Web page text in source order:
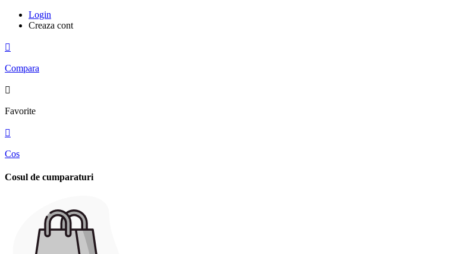
Login
Creaza cont

Compara

Favorite

Cos
Cosul de cumparaturi